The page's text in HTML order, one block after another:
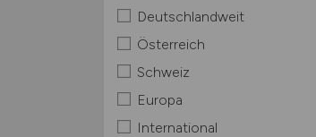
Deutschlandweit
Österreich
Schweiz
Europa
International